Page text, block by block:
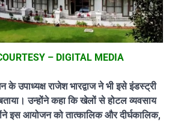
– DIGITAL MEDIA
के उपाध्यक्ष राजेश भारद्वाज ने भी इसे इंडस्ट्री
उन्होंने कहा कि खेलों से होटल व्यवसाय
इस आयोजन को तात्कालिक और दीर्घकालिक,